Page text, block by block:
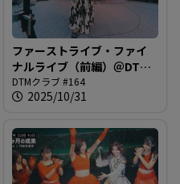
ファーストライブ・ファイ
ナルライブ（前編）＠DTM
クラブ #164
DTMクラブ #164
2025/10/31